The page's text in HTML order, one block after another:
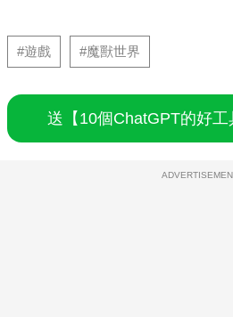
#遊戲 #魔獸世界
送【10個ChatGPT的好工